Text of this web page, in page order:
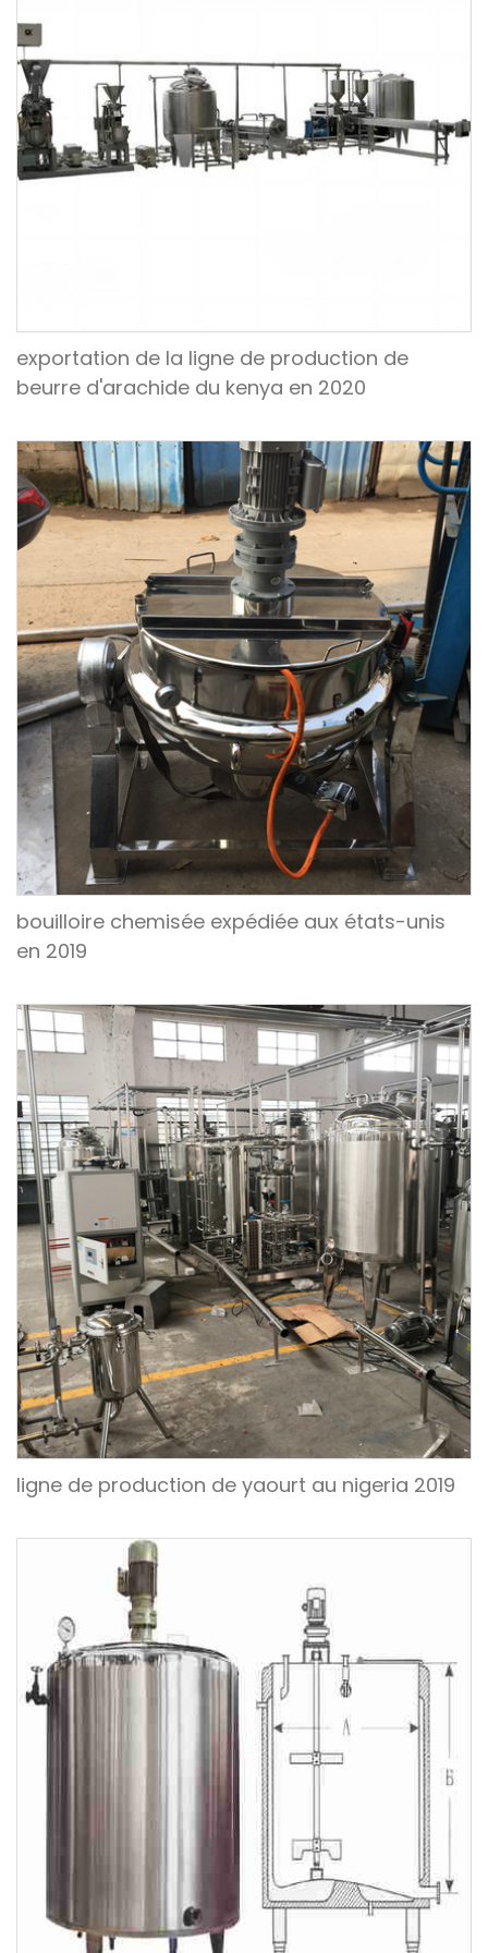
exportation de la ligne de production de
beurre d'arachide du kenya en 2020
bouilloire chemisée expédiée aux états-unis
en 2019
ligne de production de yaourt au nigeria 2019